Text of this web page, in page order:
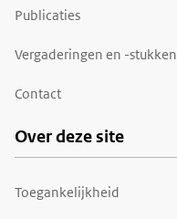
Publicaties
Vergaderingen en -stukken
Contact
Over deze site
Toegankelijkheid